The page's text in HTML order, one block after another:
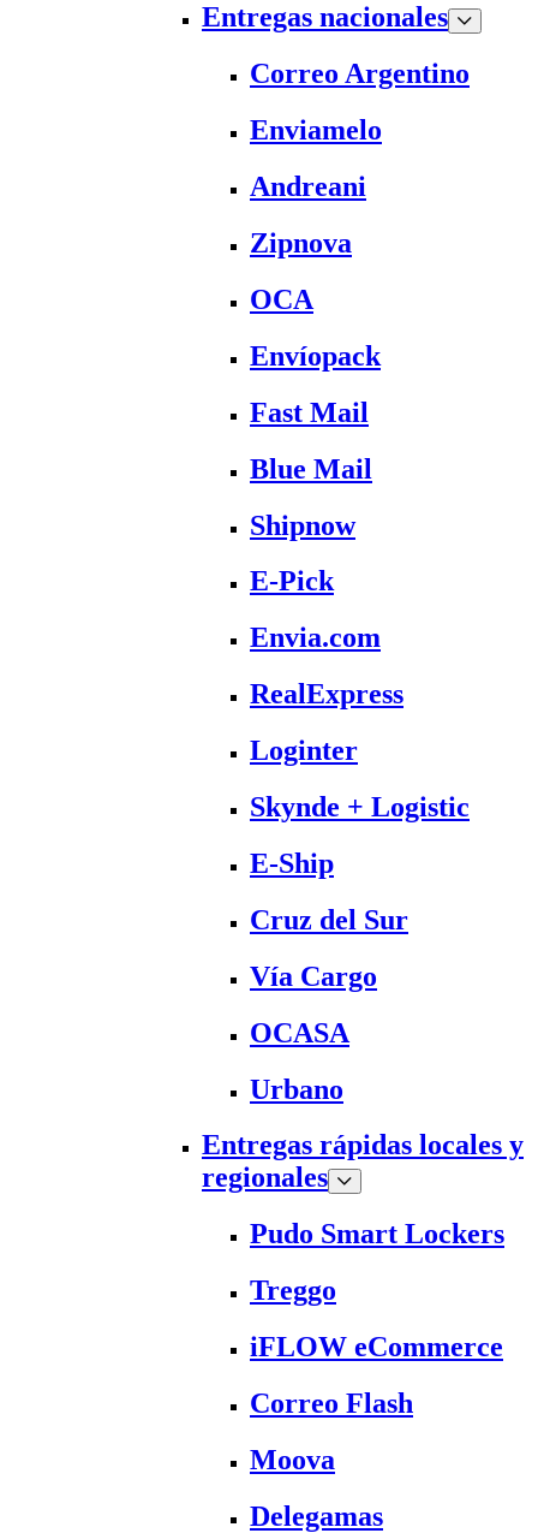
Entregas nacionales
Correo Argentino
Enviamelo
Andreani
Zipnova
OCA
Envíopack
Fast Mail
Blue Mail
Shipnow
E-Pick
Envia.com
RealExpress
Loginter
Skynde + Logistic
E-Ship
Cruz del Sur
Vía Cargo
OCASA
Urbano
Entregas rápidas locales y
regionales
Pudo Smart Lockers
Treggo
iFLOW eCommerce
Correo Flash
Moova
Delegamas